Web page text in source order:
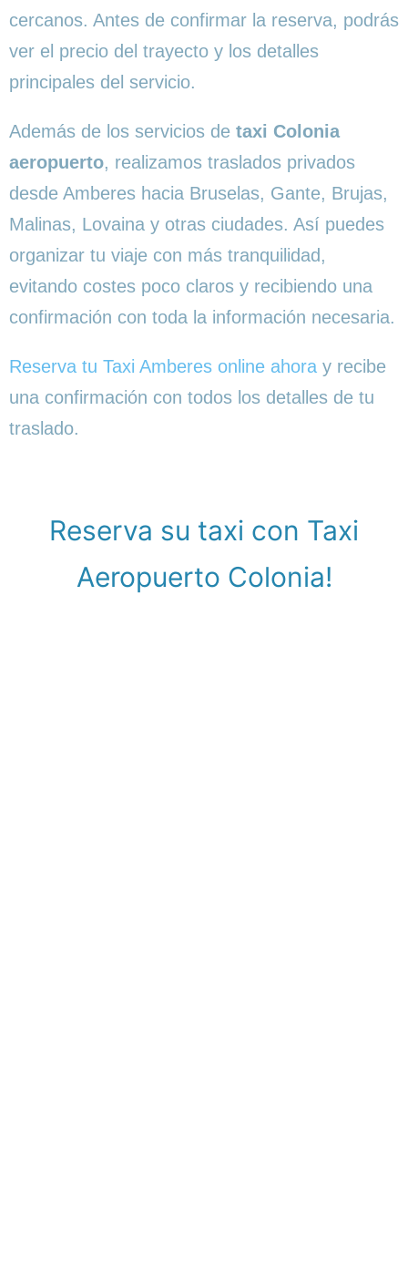
cercanos. Antes de confirmar la reserva, podrás
ver el precio del trayecto y los detalles
principales del servicio.
Además de los servicios de taxi Colonia
aeropuerto, realizamos traslados privados
desde Amberes hacia Bruselas, Gante, Brujas,
Malinas, Lovaina y otras ciudades. Así puedes
organizar tu viaje con más tranquilidad,
evitando costes poco claros y recibiendo una
confirmación con toda la información necesaria.
Reserva tu Taxi Amberes online ahora y recibe
una confirmación con todos los detalles de tu
traslado.
Reserva su taxi con Taxi
Aeropuerto Colonia!